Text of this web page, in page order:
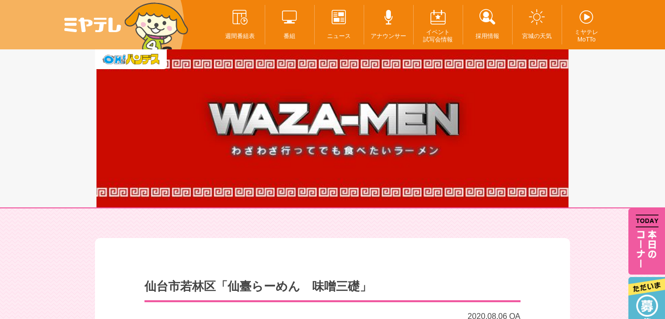
週間番組表 番組 ニュース アナウンサー
イベント
試写会情報
採用情報 宮城の天気
ミヤテレ
MoTTo
仙台市若林区「仙臺らーめん 味噌三礎」
2020.08.06 OA